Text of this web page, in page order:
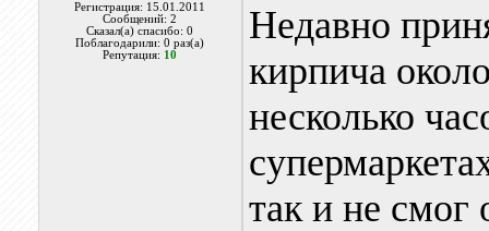
Регистрация: 15.01.2011
Сообщений: 2
Сказал(а) спасибо: 0
Поблагодарили: 0 раз(а)
Репутация: 10
Недавно
кирпича
несколько
так и не смог